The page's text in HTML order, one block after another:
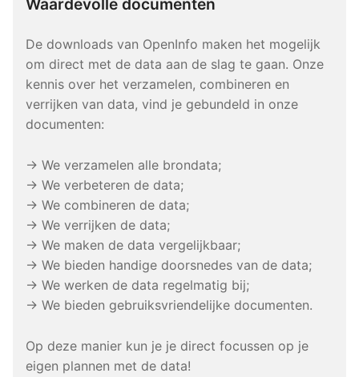
Waardevolle documenten
De downloads van OpenInfo maken het mogelijk
om direct met de data aan de slag te gaan. Onze
kennis over het verzamelen, combineren en
verrijken van data, vind je gebundeld in onze
documenten:
→ We verzamelen alle brondata;
→ We verbeteren de data;
→ We combineren de data;
→ We verrijken de data;
→ We maken de data vergelijkbaar;
→ We bieden handige doorsnedes van de data;
→ We werken de data regelmatig bij;
→ We bieden gebruiksvriendelijke documenten.
Op deze manier kun je je direct focussen op je
eigen plannen met de data!